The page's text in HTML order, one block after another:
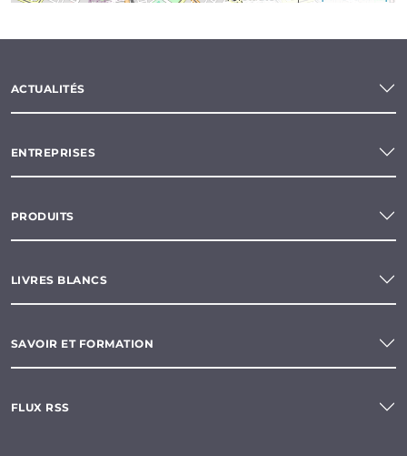
ACTUALITÉS
ENTREPRISES
PRODUITS
LIVRES BLANCS
SAVOIR ET FORMATION
FLUX RSS